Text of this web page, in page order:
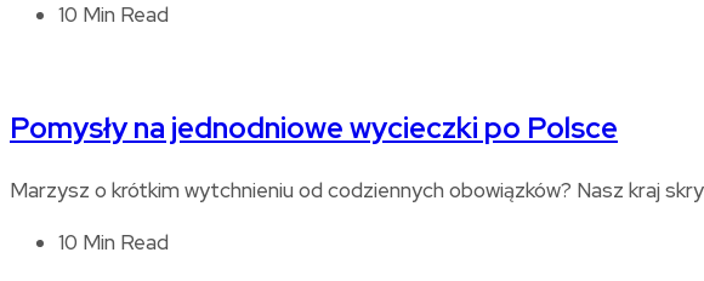
10 Min Read
Pomysły na jednodniowe wycieczki po Polsce
Marzysz o krótkim wytchnieniu od codziennych obowiązków? Nasz kraj
10 Min Read